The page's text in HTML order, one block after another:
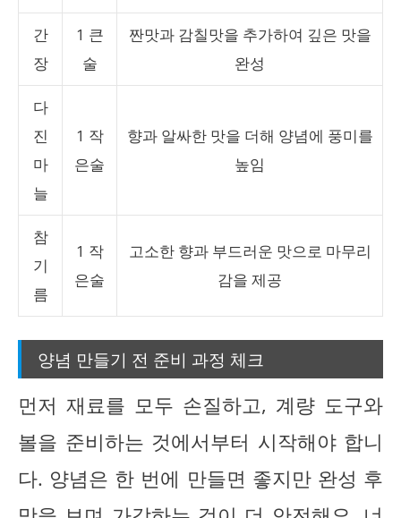
간
장
1 큰
술
짠맛과 감칠맛을 추가하여 깊은 맛을
완성
다
진
마
늘
1 작
은술
향과 알싸한 맛을 더해 양념에 풍미를
높임
참
기
름
1 작
은술
고소한 향과 부드러운 맛으로 마무리
감을 제공
양념 만들기 전 준비 과정 체크
먼저 재료를 모두 손질하고, 계량 도구와
볼을 준비하는 것에서부터 시작해야 합니
다. 양념은 한 번에 만들면 좋지만 완성 후